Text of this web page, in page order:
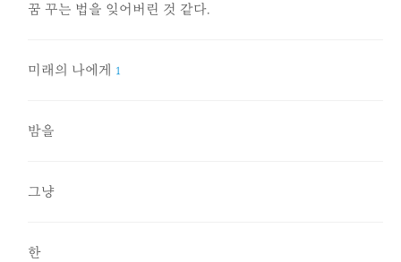
꿈 꾸는 법을 잊어버린 것 같다.
미래의 나에게 1
밤을
그냥
한